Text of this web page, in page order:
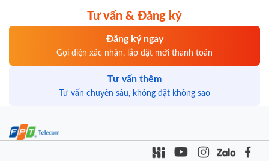
Tư vấn & Đăng ký
Đăng ký ngay
Gọi điện xác nhận, lắp đặt mới thanh toán
Tư vấn thêm
Tư vấn chuyên sâu, không đặt không sao